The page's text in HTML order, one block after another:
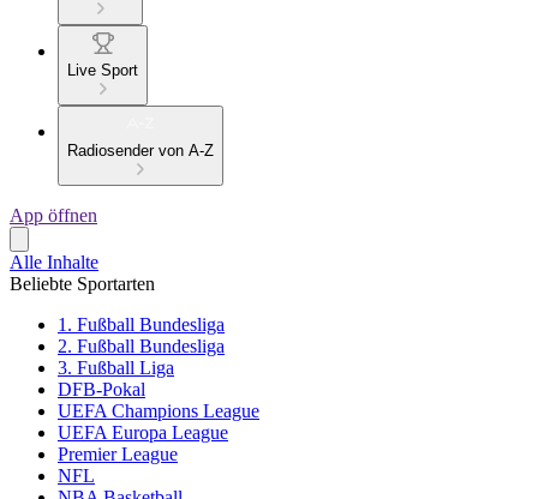
Live Sport
Radiosender von A-Z
App öffnen
Alle Inhalte
Beliebte Sportarten
1. Fußball Bundesliga
2. Fußball Bundesliga
3. Fußball Liga
DFB-Pokal
UEFA Champions League
UEFA Europa League
Premier League
NFL